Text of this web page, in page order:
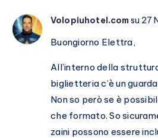
Volopiuhotel.comsu 27
Buongiorno Elettra,
All’interno della
biglietteria c’è un
Non so però se è
che formato. So
zaini possono essere